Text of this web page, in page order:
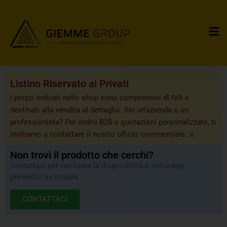
Listino Riservato ai Privati
I prezzi indicati nello shop sono comprensivi di IVA e
destinati alla vendita al dettaglio. Sei un’azienda o un
professionista? Per ordini B2B e quotazioni personalizzate, ti
invitiamo a contattare il nostro ufficio commerciale. ×
Non trovi il prodotto che cerchi?
Contattaci per verificare la disponibilità o richiedere
preventivi su misura.
CONTATTACI